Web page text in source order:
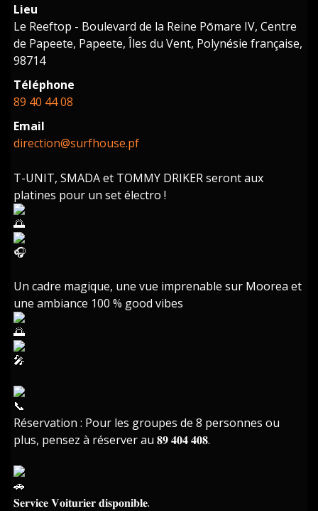
Lieu
Le Reeftop - Boulevard de la Reine Pōmare IV, Centre
de Papeete, Papeete, Îles du Vent, Polynésie française,
98714
Téléphone
89 40 44 08
Email
direction@surfhouse.pf
T-UNIT, SMADA et TOMMY DRIKER seront aux
platines pour un set électro !
Un cadre magique, une vue imprenable sur Moorea et
une ambiance 100 % good vibes
Réservation : Pour les groupes de 8 personnes ou
plus, pensez à réserver au 𝟖𝟗 𝟒𝟎𝟒 𝟒𝟎𝟖.
𝐒𝐞𝐫𝐯𝐢𝐜𝐞 𝐕𝐨𝐢𝐭𝐮𝐫𝐢𝐞𝐫 𝐝𝐢𝐬𝐩𝐨𝐧𝐢𝐛𝐥𝐞.